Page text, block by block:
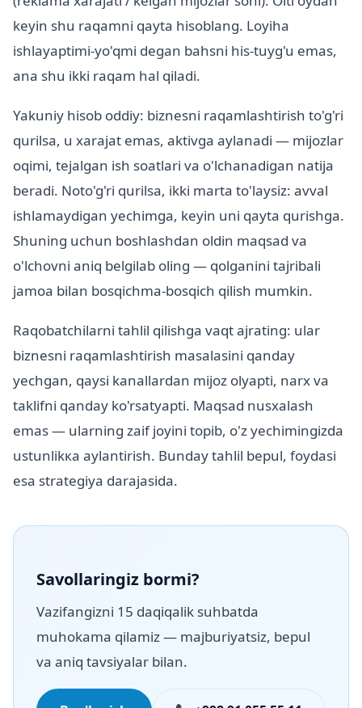
keyin shu raqamni qayta hisoblang. Loyiha
ishlayaptimi-yo'qmi degan bahsni his-tuyg'u emas,
ana shu ikki raqam hal qiladi.
Yakuniy hisob oddiy: biznesni raqamlashtirish to'g'ri
qurilsa, u xarajat emas, aktivga aylanadi — mijozlar
oqimi, tejalgan ish soatlari va o'lchanadigan natija
beradi. Noto'g'ri qurilsa, ikki marta to'laysiz: avval
ishlamaydigan yechimga, keyin uni qayta qurishga.
Shuning uchun boshlashdan oldin maqsad va
o'lchovni aniq belgilab oling — qolganini tajribali
jamoa bilan bosqichma-bosqich qilish mumkin.
Raqobatchilarni tahlil qilishga vaqt ajrating: ular
biznesni raqamlashtirish masalasini qanday
yechgan, qaysi kanallardan mijoz olyapti, narx va
taklifni qanday ko'rsatyapti. Maqsad nusxalash
emas — ularning zaif joyini topib, o'z yechimingizda
ustunlikка aylantirish. Bunday tahlil bepul, foydasi
esa strategiya darajasida.
Savollaringiz bormi?
Vazifangizni 15 daqiqalik suhbatda
muhokama qilamiz — majburiyatsiz, bepul
va aniq tavsiyalar bilan.